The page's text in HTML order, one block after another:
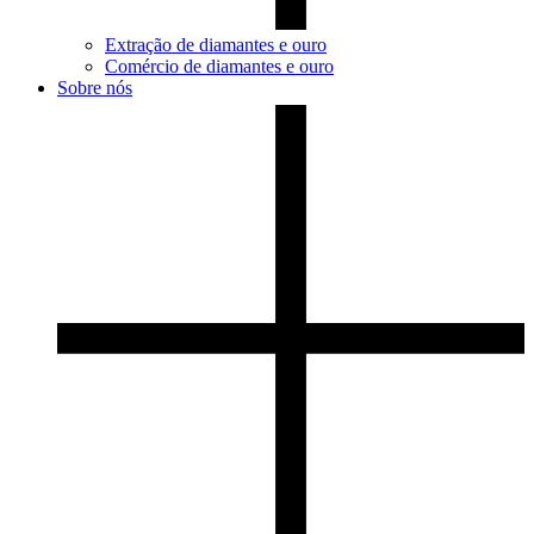
Extração de diamantes e ouro
Comércio de diamantes e ouro
Sobre nós